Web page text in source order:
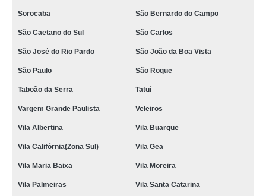
Sorocaba São Bernardo do Campo
São Caetano do Sul São Carlos
São José do Rio Pardo São João da Boa Vista
São Paulo São Roque
Taboão da Serra Tatuí
Vargem Grande Paulista Veleiros
Vila Albertina Vila Buarque
Vila Califórnia(Zona Sul) Vila Gea
Vila Maria Baixa Vila Moreira
Vila Palmeiras Vila Santa Catarina